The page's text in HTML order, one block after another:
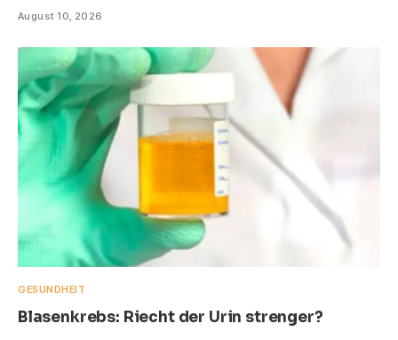
August 10, 2026
GESUNDHEIT
Blasenkrebs: Riecht der Urin strenger?